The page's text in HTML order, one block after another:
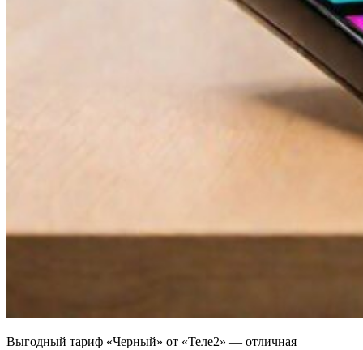
Выгодный тариф «Черный» от «Теле2» — отличная